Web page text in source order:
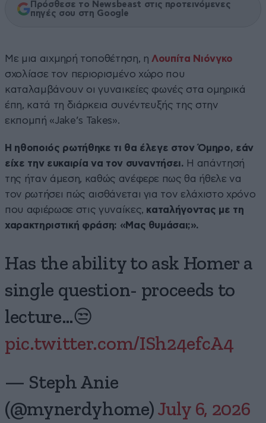
Πρόσθεσε το Newsbeast στις προτεινόμενες
πηγές σου στη Google
Με μια αιχμηρή τοποθέτηση, η Λουπίτα Νιόνγκο
σχολίασε τον περιορισμένο χώρο που
καταλαμβάνουν οι γυναικείες φωνές στα ομηρικά
έπη, κατά τη διάρκεια συνέντευξής της στην
εκπομπή «Jake’s Takes».
Η ηθοποιός ρωτήθηκε τι θα έλεγε στον Όμηρο, εάν
είχε την ευκαιρία να τον συναντήσει. Η απάντησή
της ήταν άμεση, καθώς ανέφερε πως θα ήθελε να
τον ρωτήσει πώς αισθάνεται για τον ελάχιστο χρόνο
που αφιέρωσε στις γυναίκες, καταλήγοντας με τη
χαρακτηριστική φράση: «Μας θυμάσαι;».
Has the ability to ask Homer a
single question- proceeds to
lecture…😒
pic.twitter.com/ISh24efcA4
— Steph Anie
(@mynerdyhome) July 6, 2026